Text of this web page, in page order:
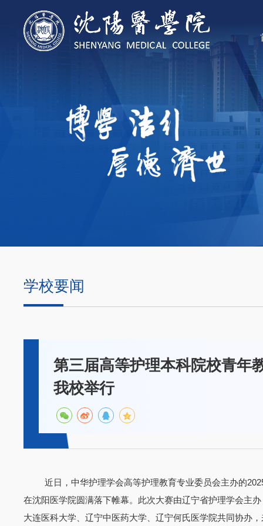
学校要闻
第三届高等护理本科院校青年
我校举行
近日，中华护理学会高等护理教育专业委员会主办的
在沈阳医学院圆满落下帷幕。此次大赛由辽宁省护理学会主
大连医科大学、辽宁中医药大学、辽宁何氏医学院共同协办